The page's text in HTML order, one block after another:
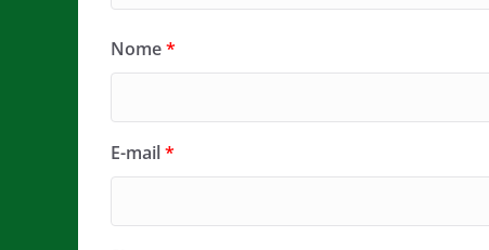
Nome*
E-mail*